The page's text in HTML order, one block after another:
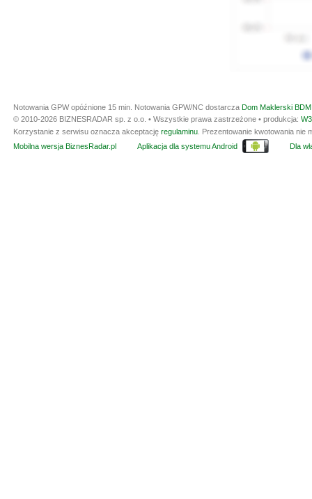
Notowania GPW opóźnione 15 min. Notowania GPW/NC dostarcza Dom Maklerski
© 2010-2026 BIZNESRADAR sp. z o.o. • Wszystkie prawa zastrzeżone • produkcja:
Korzystanie z serwisu oznacza akceptację regulaminu. Prezentowanie kwotowania nie
Mobilna wersja BiznesRadar.pl
Aplikacja dla systemu Android Dla